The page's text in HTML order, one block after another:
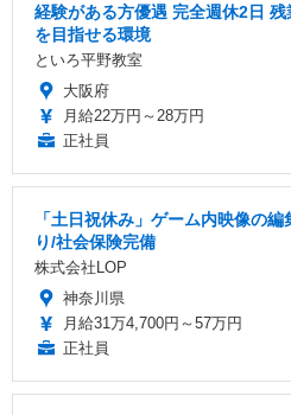
経験がある方優遇 完全週休2日
を目指せる環境
といろ平野教室
大阪府
月給22万円～28万円
正社員
「土日祝休み」ゲーム内映像の
り/社会保険完備
株式会社LOP
神奈川県
月給31万4,700円～57万円
正社員